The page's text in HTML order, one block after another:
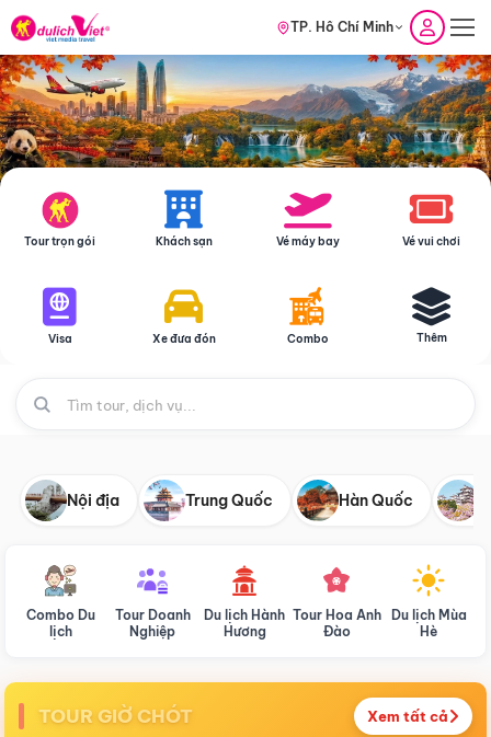
TP. Hồ Chí Minh
Tour trọn gói Khách sạn Vé máy bay Vé vui chơi
Visa Xe đưa đón Combo Thêm
Nội địa Trung Quốc Hàn Quốc
Combo Du
lịch
Tour Doanh
Nghiệp
Du lịch Hành
Hương
Tour Hoa Anh
Đào
Du lịch Mùa
Hè
TOUR GIỜ CHÓT Xem tất cả
Điểm nổi bật